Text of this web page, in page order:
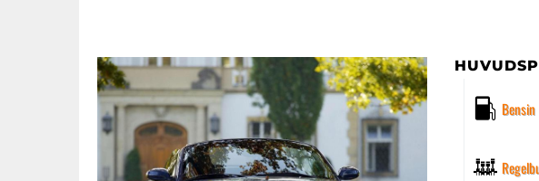
Bensin